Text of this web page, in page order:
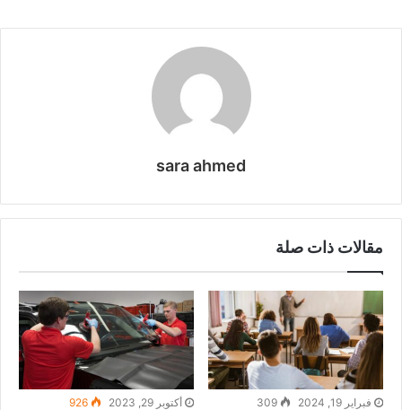
sara ahmed
مقالات ذات صلة
فبراير 19, 2024 309 أكتوبر 29, 2023 926